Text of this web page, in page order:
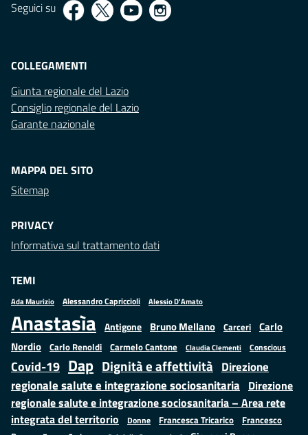
Seguici su
COLLEGAMENTI
Giunta regionale del Lazio
Consiglio regionale del Lazio
Garante nazionale
MAPPA DEL SITO
Sitemap
PRIVACY
Informativa sul trattamento dati
TEMI
Ada Maurizio Alessandro Capriccioli Alessio D'Amato
Anastasìa Antigone Bruno Mellano Carceri
Carlo
Nordio Carlo Renoldi Carmelo Cantone Claudia Clementi Conscious
Covid-19 Dap Dignità e affettività Direzione
regionale salute e integrazione sociosanitaria Direzione
regionale salute e integrazione sociosanitaria – Area rete
integrata del territorio
Donne Francesca Tricarico
Francesco